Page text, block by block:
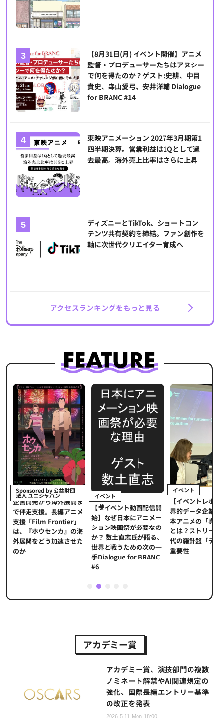
【8月31日(月) イベント開催】アニメ
監督・プロデューサーたちはアヌシー
で何を得たのか？ゲスト:史耕、中目
貴史、森山愛弓、安井洋輔 Dialogue
for BRANC #14
東映アニメーション 2027年3月期第1
四半期決算。営業利益は1Qとして過
去最高。海外売上比率はさらに上昇
ディズニーとTikTok、ショートコン
テンツ共有契約を締結。ファン創作を
軸に次世代クリエイター育成へ
アクセスランキングをもっと見る
Sponsored by 公益財団
法人 ユニジャパン
企画開発から海外展開ま
で伴走支援。長編アニメ
支援「Film Frontier」
は、『ホウセンカ』の海
外展開をどう加速させた
のか
イベント
【🎥イベント動画配信開
始】なぜ日本にアニメー
ション映画祭が必要なの
か？ 数土直志氏が語る、
世界と戦うための次の一
手Dialogue for BRANC
#6
イベント
【イベントレポ
界的データ企業
本アニメの「真
とは？ストリー
代の羅針盤「デ
重要性
2
アカデミー賞
アカデミー賞、演技部門の複数
ノミネート解禁やAI関連規定の
強化、国際長編エントリー基準
の改正を発表
2026.5.11 Mon 18:00